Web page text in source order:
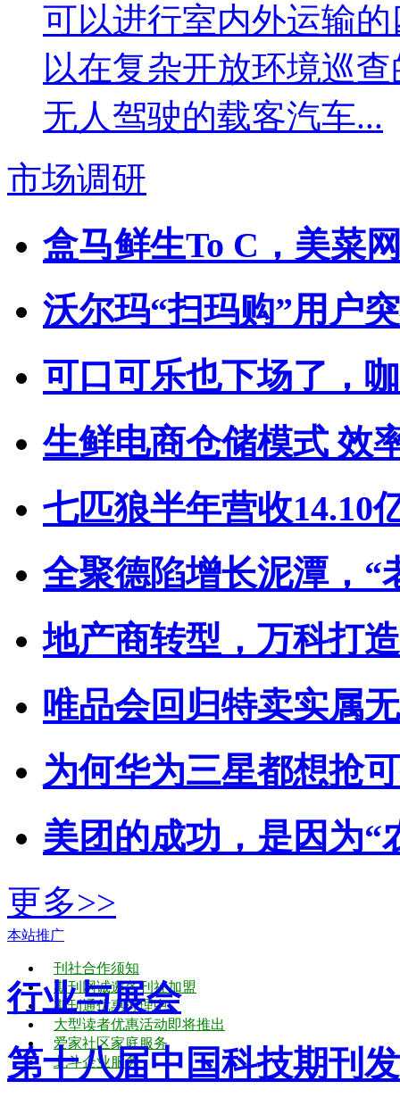
可以进行室内外运输
以在复杂开放环境巡
无人驾驶的载客汽车...
市场调研
盒马鲜生To C，美菜
沃尔玛“扫玛购”用户
可口可乐也下场了，
生鲜电商仓储模式 效
七匹狼半年营收14.10
全聚德陷增长泥潭，“
地产商转型，万科打
唯品会回归特卖实属
为何华为三星都想抢
美团的成功，是因为“
更多>>
本站推广
刊社合作须知
期刊网诚邀各刊社加盟
期刊通优惠办理中
大型读者优惠活动即将推出
爱家社区家庭服务
北斗企业服务
行业与展会
第十八届中国科技期刊